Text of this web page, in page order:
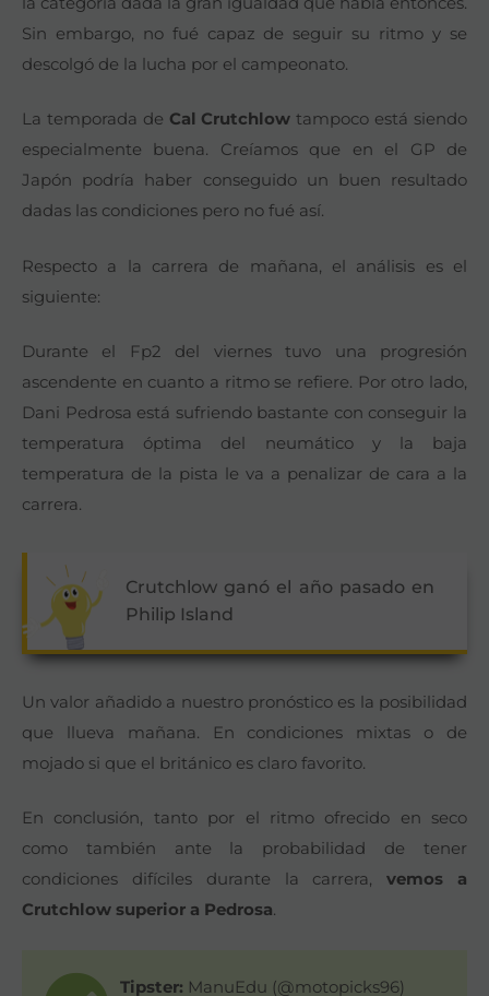
Sin embargo, no fué capaz de seguir su ritmo y se
descolgó de la lucha por el campeonato.
La temporada de Cal Crutchlow tampoco está siendo
especialmente buena. Creíamos que en el GP de
Japón podría haber conseguido un buen resultado
dadas las condiciones pero no fué así.
Respecto a la carrera de mañana, el análisis es el
siguiente:
Durante el Fp2 del viernes tuvo una progresión
ascendente en cuanto a ritmo se refiere. Por otro lado,
Dani Pedrosa está sufriendo bastante con conseguir la
temperatura óptima del neumático y la baja
temperatura de la pista le va a penalizar de cara a la
carrera.
Crutchlow ganó el año pasado en
Philip Island
Un valor añadido a nuestro pronóstico es la posibilidad
que llueva mañana. En condiciones mixtas o de
mojado si que el británico es claro favorito.
En conclusión, tanto por el ritmo ofrecido en seco
como también ante la probabilidad de tener
condiciones difíciles durante la carrera,vemos a
Crutchlow superior a Pedrosa.
Tipster: ManuEdu (@motopicks96)